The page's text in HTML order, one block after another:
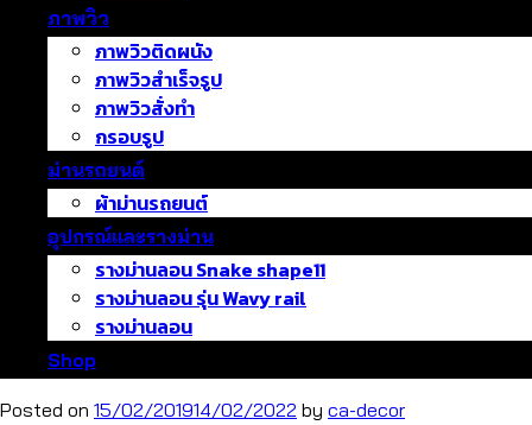
ภาพวิว
ภาพวิวติดผนัง
ภาพวิวสำเร็จรูป
ภาพวิวสั่งทำ
กรอบรูป
ม่านรถยนต์
ผ้าม่านรถยนต์
อุปกรณ์และรางม่าน
รางม่านลอน Snake shape11
รางม่านลอน รุ่น Wavy rail
รางม่านลอน
Shop
Posted on 15/02/201914/02/2022 by ca-decor